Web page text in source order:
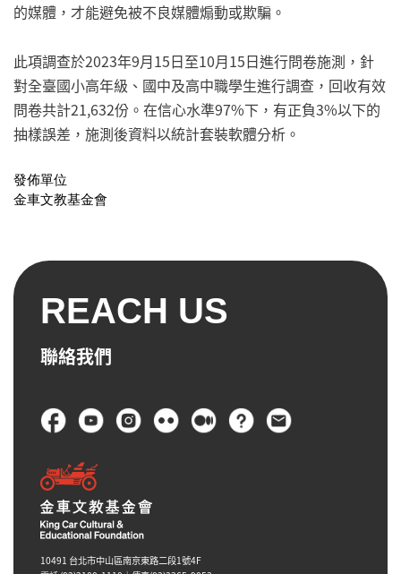
的媒體，才能避免被不良媒體煽動或欺騙。
此項調查於2023年9月15日至10月15日進行問卷施測，針
對全臺國小高年級、國中及高中職學生進行調查，回收有效
問卷共計21,632份。在信心水準97%下，有正負3%以下的
抽樣誤差，施測後資料以統計套裝軟體分析。
發佈單位
金車文教基金會
REACH US
聯絡我們
頁尾
10491 台北市中山區南京東路二段1號4F